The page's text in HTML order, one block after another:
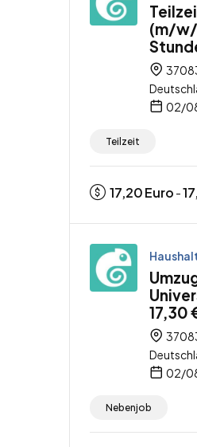
(m/w/
02/
Teilzeit
17,20Euro -
17,30
02/
Nebenjob